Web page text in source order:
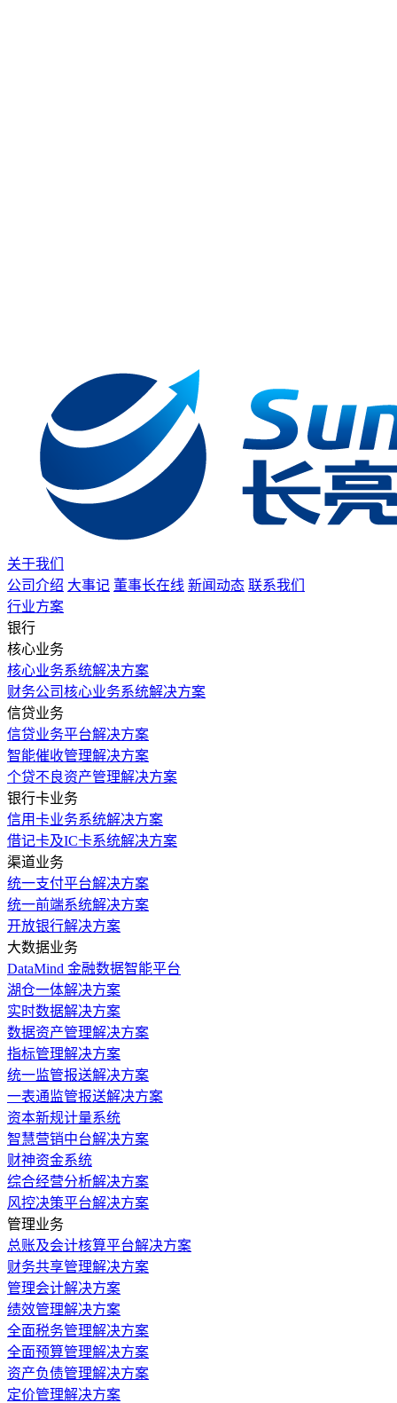
关于我们
公司介绍 大事记 董事长在线 新闻动态 联系我们
行业方案
银行
核心业务
核心业务系统解决方案
财务公司核心业务系统解决方案
信贷业务
信贷业务平台解决方案
智能催收管理解决方案
个贷不良资产管理解决方案
银行卡业务
信用卡业务系统解决方案
借记卡及IC卡系统解决方案
渠道业务
统一支付平台解决方案
统一前端系统解决方案
开放银行解决方案
大数据业务
DataMind 金融数据智能平台
湖仓一体解决方案
实时数据解决方案
数据资产管理解决方案
指标管理解决方案
统一监管报送解决方案
一表通监管报送解决方案
资本新规计量系统
智慧营销中台解决方案
财神资金系统
综合经营分析解决方案
风控决策平台解决方案
管理业务
总账及会计核算平台解决方案
财务共享管理解决方案
管理会计解决方案
绩效管理解决方案
全面税务管理解决方案
全面预算管理解决方案
资产负债管理解决方案
定价管理解决方案